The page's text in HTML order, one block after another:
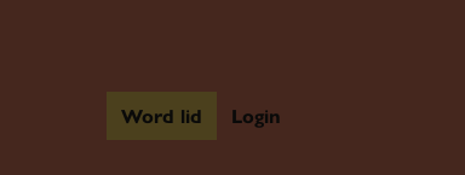
Word lid Login